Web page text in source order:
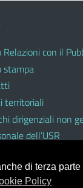
Relazioni con il
stampa
territoriali
dirigenziali non
dell’USR
di terza
Policy